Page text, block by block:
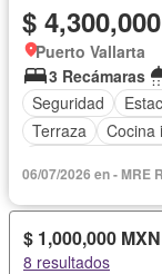
$
Puerto Vallarta
3 Recámaras
Seguridad
Terraza
Cocina
Televisión por
Sin amueblar
06/07/2026 en - MRE
$ 1,000,000 MXN
8 resultados